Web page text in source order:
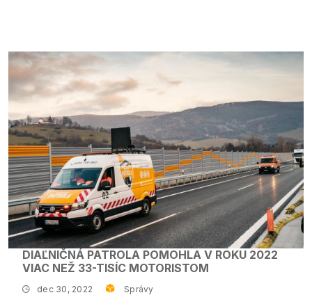
DIAĽNIČNÁ PATROLA POMOHLA V ROKU 2022
VIAC NEŽ 33-TISÍC MOTORISTOM
dec 30, 2022 Správy